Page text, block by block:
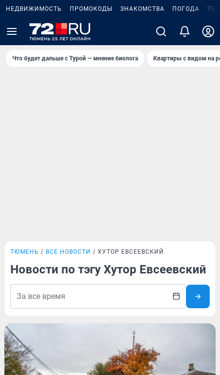
НЕДВИЖИМОСТЬ ПРОМОКОДЫ ЗНАКОМСТВА ПОГОДА
Что будет дальше с Турой — мнение биолога Квартиры с видом на
ТЮМЕНЬ ВСЕ НОВОСТИ ХУТОР ЕВСЕЕВСКИЙ
Новости по тэгу Хутор Евсеевский